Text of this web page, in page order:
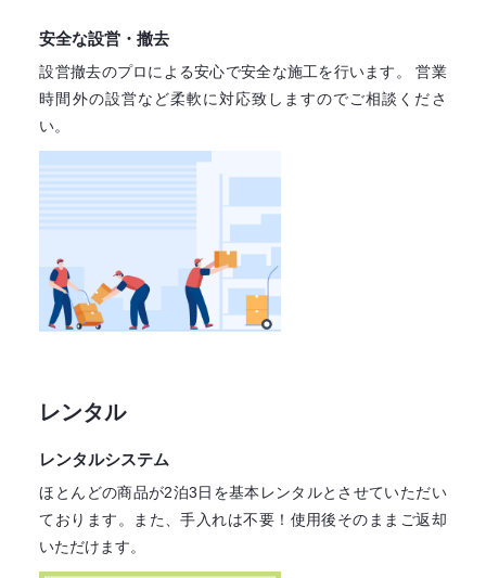
安全な設営・撤去
設営撤去のプロによる安心で安全な施工を行います。
営業
時間外の設営など柔軟に対応致しますのでご相談くださ
い。
レンタル
レンタルシステム
ほとんどの商品が2泊3日を基本レンタルとさせていただい
ております。
また、手入れは不要！ 使用後そのままご返却
いただけます。